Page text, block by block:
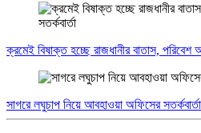
ক্রমেই বিষাক্ত হচ্ছে রাজধানীর বাতাস, পরিবেশ
সাগরে লঘুচাপ নিয়ে আবহাওয়া অফিসের সতর্কবার্তা